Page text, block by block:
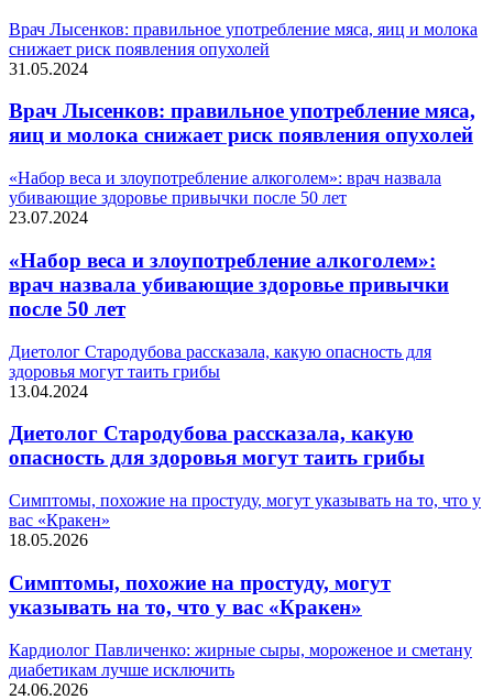
Врач Лысенков: правильное употребление мяса, яиц и молока
снижает риск появления опухолей
31.05.2024
Врач Лысенков: правильное употребление мяса,
яиц и молока снижает риск появления опухолей
«Набор веса и злоупотребление алкоголем»: врач назвала
убивающие здоровье привычки после 50 лет
23.07.2024
«Набор веса и злоупотребление алкоголем»:
врач назвала убивающие здоровье привычки
после 50 лет
Диетолог Стародубова рассказала, какую опасность для
здоровья могут таить грибы
13.04.2024
Диетолог Стародубова рассказала, какую
опасность для здоровья могут таить грибы
Симптомы, похожие на простуду, могут указывать на то, что у
вас «Кракен»
18.05.2026
Симптомы, похожие на простуду, могут
указывать на то, что у вас «Кракен»
Кардиолог Павличенко: жирные сыры, мороженое и сметану
диабетикам лучше исключить
24.06.2026